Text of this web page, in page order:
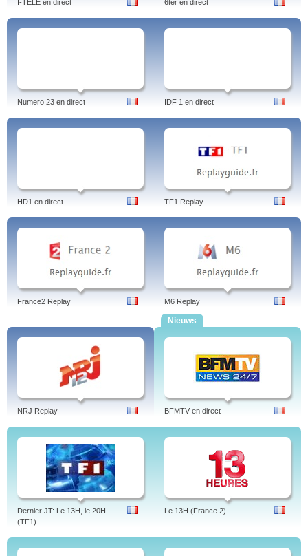
I-TELE en direct 6ter en direct
Numero 23 en direct IDF 1 en direct
HD1 en direct TF1 Replay
France2 Replay M6 Replay
NRJ Replay
Nieuws
BFMTV en direct
Dernier JT: Le 13H, le 20H
(TF1)
Le 13H (France 2)